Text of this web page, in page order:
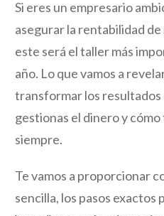
Si eres un empresario
asegurar la rentabilidad
este será el taller más
año. Lo que vamos a
transformar los resultados
gestionas el dinero y
siempre.
Te vamos a proporcionar
sencilla, los pasos exactos